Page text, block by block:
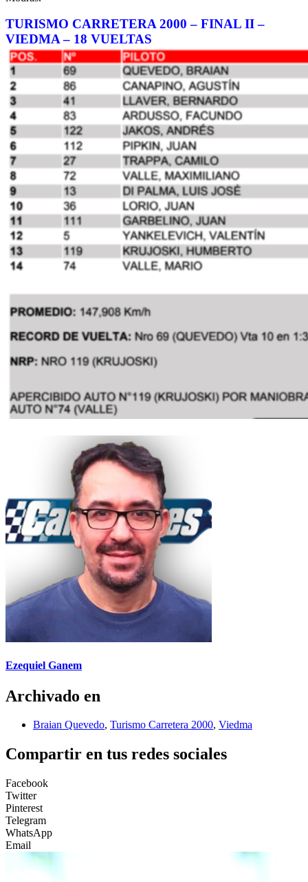
TURISMO CARRETERA 2000 – FINAL II –
VIEDMA – 18 VUELTAS
Ezequiel Ganem
Archivado en
Braian Quevedo, Turismo Carretera 2000, Viedma
Compartir en tus redes sociales
Facebook
Twitter
Pinterest
Telegram
WhatsApp
Email